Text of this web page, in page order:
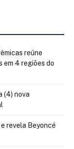
reúne
em 4 regiões do
(4) nova
revela Beyoncé